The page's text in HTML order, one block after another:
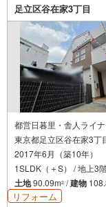
足立区谷在家3丁目
都営日暮里・舎人ライ
東京都足立区谷在家3丁
2017年6月（築10年）
1SLDK（＋S） / 地上3
土地90.09m2 /建物
リフォーム